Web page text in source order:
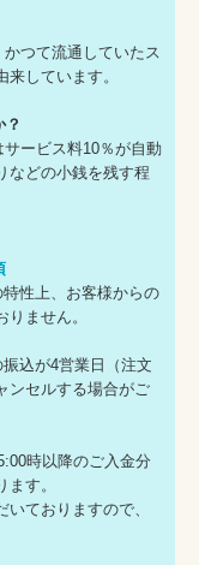
つて流通していたス
しています。
ービス料10％が自動
などの小銭を残す程
性上、お客様からの
ません。
込が4営業日（注文
ンセルする場合がご
時以降のご入金分
す。
ておりますので、